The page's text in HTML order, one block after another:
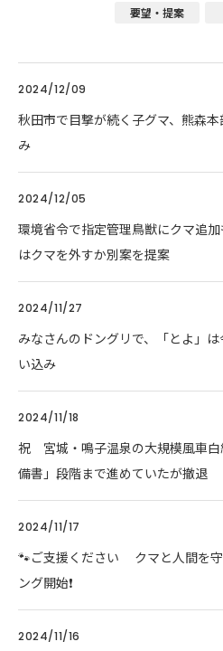
要望・提案
2024/12/09
秋田市で目撃が続く子グマ、熊森
み
2024/12/05
環境省令で指定管理鳥獣にクマ追
はクマを外すか別案を提案
2024/11/27
みなさんのドングリで、「とよ」
い込み
2024/11/18
祝 宮城・鳴子温泉の大規模風車
備書」段階まで進めていたが撤退
2024/11/17
🐾ご支援ください クマと人間を守
ング開始❗
2024/11/16